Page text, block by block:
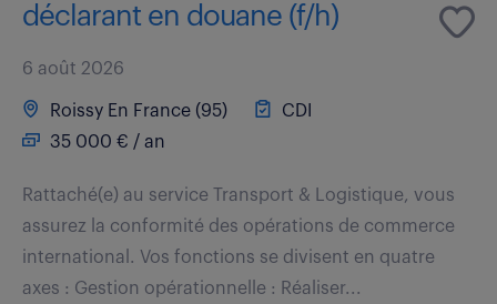
déclarant en douane (f/h)
6 août 2026
Roissy En France (95)
CDI
35 000 € / an
Rattaché(e) au service Transport & Logistique, vous
assurez la conformité des opérations de commerce
international. Vos fonctions se divisent en quatre
axes : Gestion opérationnelle : Réaliser...